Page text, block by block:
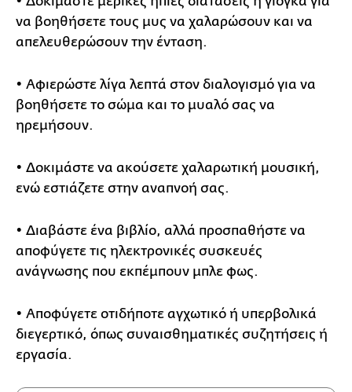
να βοηθήσετε τους μυς να χαλαρώσουν και να
απελευθερώσουν την ένταση.
• Αφιερώστε λίγα λεπτά στον διαλογισμό για να
βοηθήσετε το σώμα και το μυαλό σας να
ηρεμήσουν.
• Δοκιμάστε να ακούσετε χαλαρωτική μουσική,
ενώ εστιάζετε στην αναπνοή σας.
• Διαβάστε ένα βιβλίο, αλλά προσπαθήστε να
αποφύγετε τις ηλεκτρονικές συσκευές
ανάγνωσης που εκπέμπουν μπλε φως.
• Αποφύγετε οτιδήποτε αγχωτικό ή υπερβολικά
διεγερτικό, όπως συναισθηματικές συζητήσεις ή
εργασία.